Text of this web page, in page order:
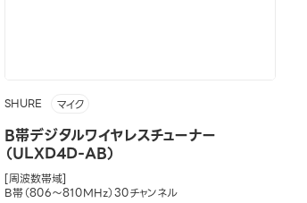
SHURE マイク
B帯デジタルワイヤレスチューナー
（ULXD4D-AB）
[周波数帯域]
B帯（806～810MHz）30チャンネル